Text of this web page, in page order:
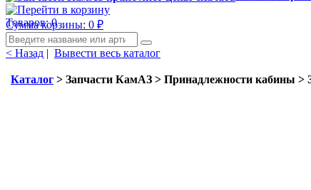
Товаров: 0
Сумма корзины: 0 ₽
< Назад | Вывести весь каталог
Каталог > Запчасти КамАЗ > Принадлежности кабины >